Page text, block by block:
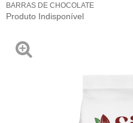
BARRAS DE CHOCOLATE
Produto Indisponível